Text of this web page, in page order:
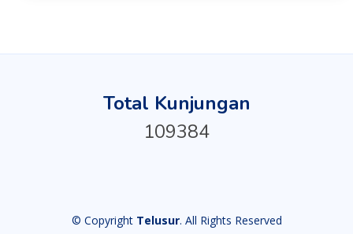
Total Kunjungan
109384
© Copyright Telusur. All Rights Reserved